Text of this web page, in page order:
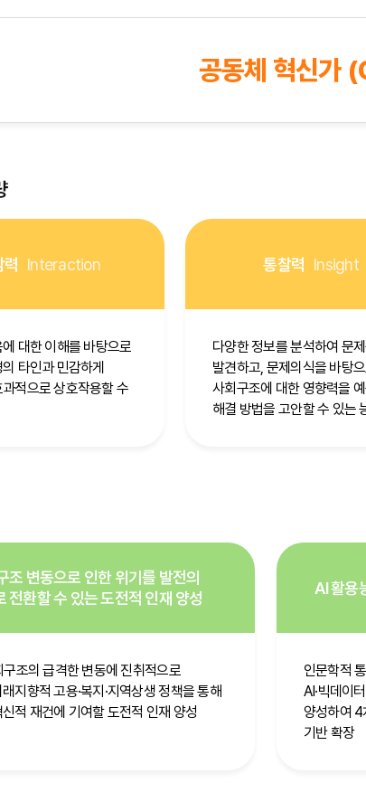
공동체 혁신
력 Interaction
대한 이해를 바탕으로
타인과 민감하게
적으로 상호작용할 수
통찰력 Insight
다양한 정보를 분석하여 문
발견하고, 문제의식을 바탕
사회구조에 대한 영향력을
해결 방법을 고안할 수 있는
조 변동으로 인한 위기를 발전의
전환할 수 있는 도전적 인재 양성
구조의 급격한 변동에 진취적으로
지향적 고용·복지·지역상생 정책을 통해
적 재건에 기여할 도전적 인재 양성
AI 활용
인문학적
AI·빅데이
양성하여 4
기반 확장